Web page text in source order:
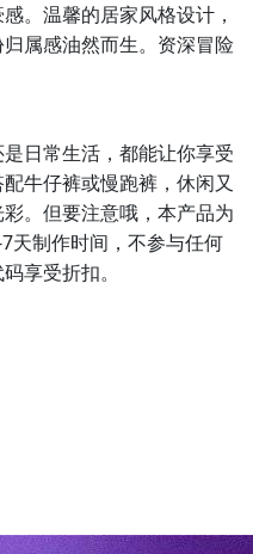
。温馨的居家风格设计，
属感油然而生。资深冒险
日常生活，都能让你享受
牛仔裤或慢跑裤，休闲又
。但要注意哦，本产品为
天制作时间，不参与任何
享受折扣。